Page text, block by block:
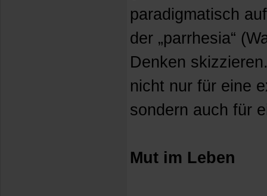
paradigmatisch
der „parrhesia“
Denken
nicht nur für eine
sondern auch für
Mut im Leben